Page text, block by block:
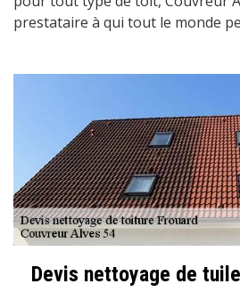
prestataire à qui tout le monde
Devis nettoyage de tuile